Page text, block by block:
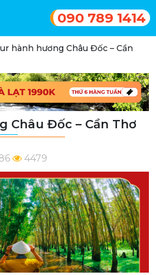
090 789 1414
hành hương Châu Đốc – Cần
Châu Đốc – Cần Thơ
4479